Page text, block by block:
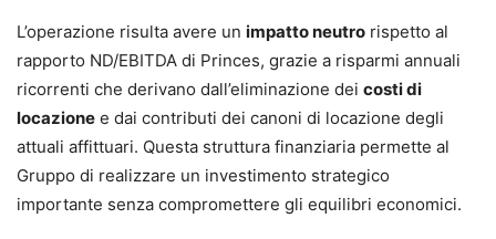
L’operazione risulta avere un impatto neutro rispetto al
rapporto ND/EBITDA di Princes, grazie a risparmi annuali
ricorrenti che derivano dall’eliminazione dei costi di
locazione e dai contributi dei canoni di locazione degli
attuali affittuari. Questa struttura finanziaria permette al
Gruppo di realizzare un investimento strategico
importante senza compromettere gli equilibri economici.